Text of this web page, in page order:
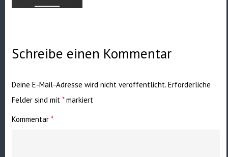
Schreibe einen Kommentar
Deine E-Mail-Adresse wird nicht veröffentlicht. Erforderliche
Felder sind mit*markiert
Kommentar*